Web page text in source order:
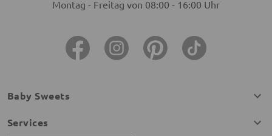
Montag - Freitag von 08:00 - 16:00 Uhr
Baby Sweets
Services